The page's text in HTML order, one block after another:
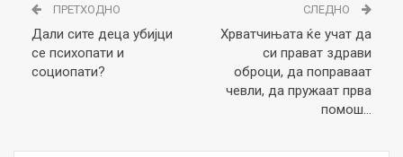
ПРЕТХОДНО
Дали сите деца убијци
се психопати и
социопати?
СЛЕДНО
Хрватчињата ќе учат да
си прават здрави
оброци, да поправаат
чевли, да пружаат прва
помош…